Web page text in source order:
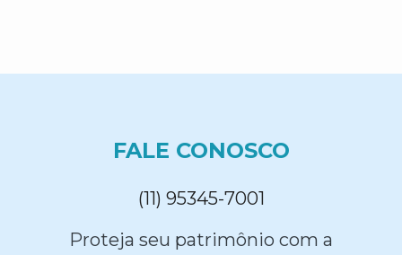
FALE CONOSCO
(11) 95345-7001
Proteja seu patrimônio com a